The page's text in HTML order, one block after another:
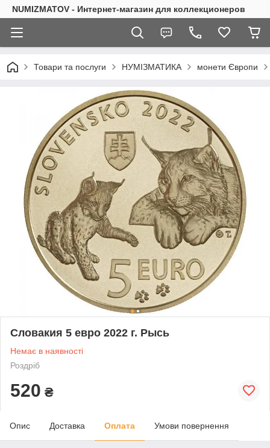
NUMIZMATOV - Интернет-магазин для коллекционеров
Товари та послуги НУМІЗМАТИКА монети Європи
Словакия 5 евро 2022 г. Рысь
Немає в наявності
Роздріб
520 ₴
Опис Доставка Оплата Умови повернення